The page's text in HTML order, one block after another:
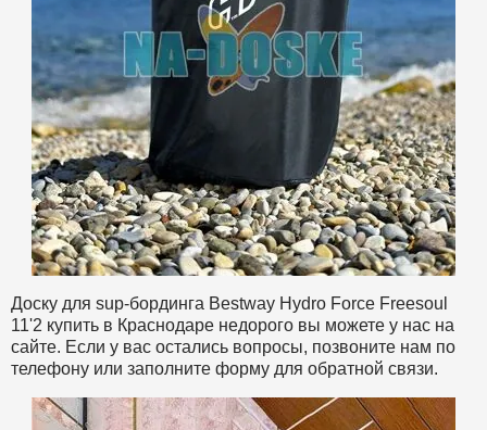
Доску для sup-бординга Bestway Hydro Force Freesoul
11'2 купить в Краснодаре недорого вы можете у нас на
сайте. Если у вас остались вопросы, позвоните нам по
телефону или заполните форму для обратной связи.